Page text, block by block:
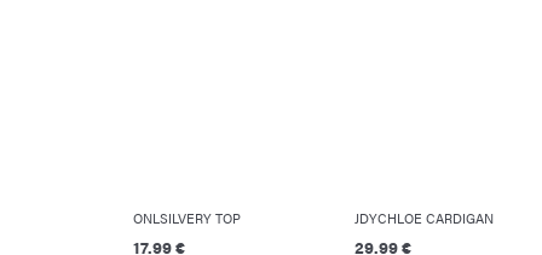
ONLSILVERY TOP
17.99 €
JDYCHLOE CARDIGAN
29.99 €